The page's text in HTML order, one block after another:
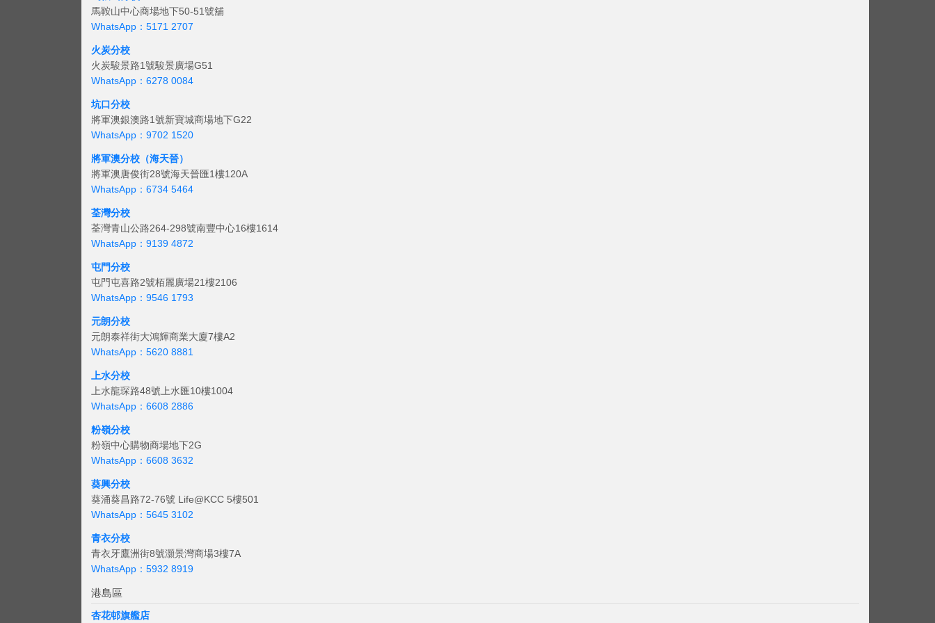
馬鞍山中心商場地下50-51號舖
WhatsApp：5171 2707
火炭分校
火炭駿景路1號駿景廣場G51
WhatsApp：6278 0084
坑口分校
將軍澳銀澳路1號新寶城商場地下G22
WhatsApp：9702 1520
將軍澳分校（海天晉）
將軍澳唐俊街28號海天晉匯1樓120A
WhatsApp：6734 5464
荃灣分校
荃灣青山公路264-298號南豐中心16樓1614
WhatsApp：9139 4872
屯門分校
屯門屯喜路2號栢麗廣場21樓2106
WhatsApp：9546 1793
元朗分校
元朗泰祥街大鴻輝商業大廈7樓A2
WhatsApp：5620 8881
上水分校
上水龍琛路48號上水匯10樓1004
WhatsApp：6608 2886
粉嶺分校
粉嶺中心購物商場地下2G
WhatsApp：6608 3632
葵興分校
葵涌葵昌路72-76號 Life@KCC 5樓501
WhatsApp：5645 3102
青衣分校
青衣牙鷹洲街8號灝景灣商場3樓7A
WhatsApp：5932 8919
港島區
杏花邨旗艦店